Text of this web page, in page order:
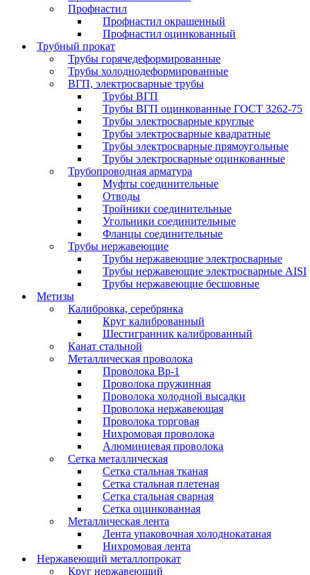
Профнастил
Профнастил окрашенный
Профнастил оцинкованный
Трубный прокат
Трубы горячедеформированные
Трубы холоднодеформированные
ВГП, электросварные трубы
Трубы ВГП
Трубы ВГП оцинкованные ГОСТ 3262-75
Трубы электросварные круглые
Трубы электросварные квадратные
Трубы электросварные прямоугольные
Трубы электросварные оцинкованные
Трубопроводная арматура
Муфты соединительные
Отводы
Тройники соединительные
Угольники соединительные
Фланцы соединительные
Трубы нержавеющие
Трубы нержавеющие электросварные
Трубы нержавеющие электросварные AISI
Трубы нержавеющие бесшовные
Метизы
Калибровка, серебрянка
Круг калиброванный
Шестигранник калиброванный
Канат стальной
Металлическая проволока
Проволока Вр-1
Проволока пружинная
Проволока холодной высадки
Проволока нержавеющая
Проволока торговая
Нихромовая проволока
Алюминиевая проволока
Сетка металлическая
Сетка стальная тканая
Сетка стальная плетеная
Сетка стальная сварная
Сетка оцинкованная
Металлическая лента
Лента упаковочная холоднокатаная
Нихромовая лента
Нержавеющий металлопрокат
Круг нержавеющий